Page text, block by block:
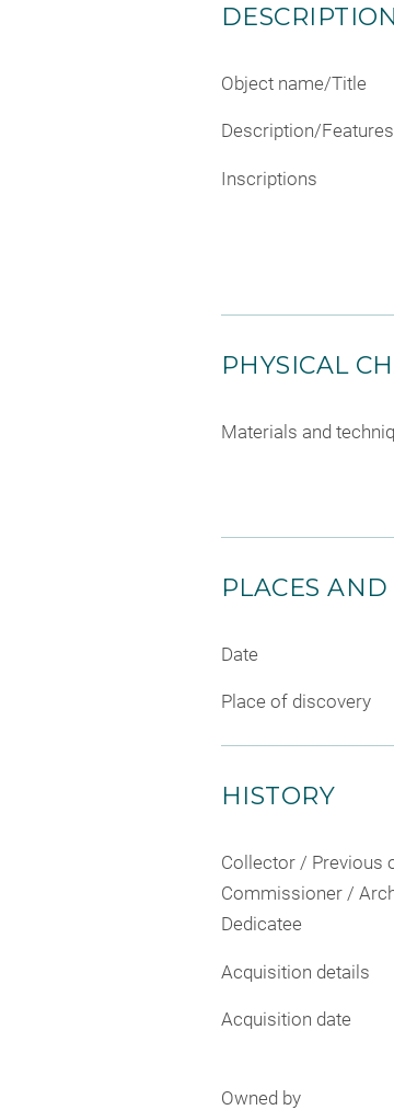
DESCRIPTION
Object name/Title
Description/Features
Inscriptions
PHYSICAL
Materials and
PLACES AND
Date
Place of discovery
HISTORY
Collector / Previous
Commissioner /
Dedicatee
Acquisition details
Acquisition date
Owned by